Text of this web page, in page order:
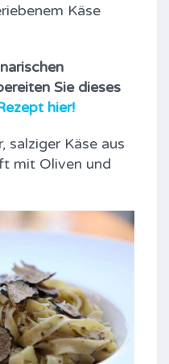
Käse
Sie dieses
hier!
salziger Käse aus
mit Oliven und